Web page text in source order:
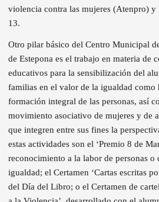
violencia contra las mujeres (Atenpro) y
13.
Otro pilar básico del Centro Municipal
de Estepona es el trabajo en materia de
educativos para la sensibilización del
familias en el valor de la igualdad como
formación integral de las personas, así
movimiento asociativo de mujeres y de
que integren entre sus fines la
estas actividades son el ‘Premio 8 de
reconocimiento a la labor de personas o
igualdad; el Certamen ‘Cartas escritas
del Día del Libro; o el Certamen de